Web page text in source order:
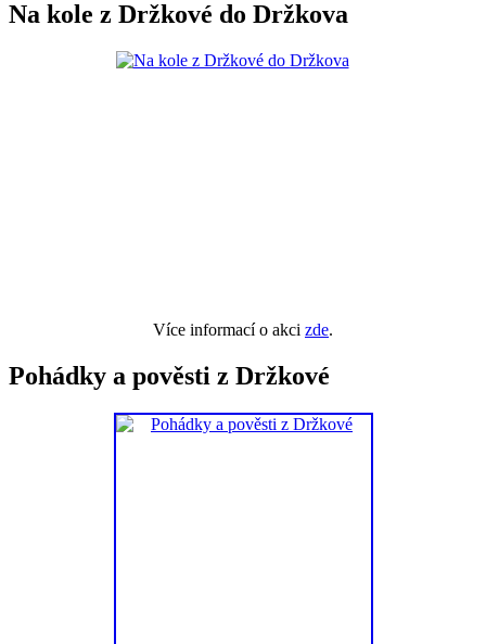
Na kole z Držkové do Držkova
Více informací o akci zde.
Pohádky a pověsti z Držkové